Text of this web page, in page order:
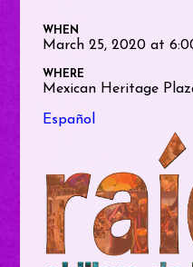
WHEN
March 25, 2020 at
WHERE
Mexican Heritage
Español